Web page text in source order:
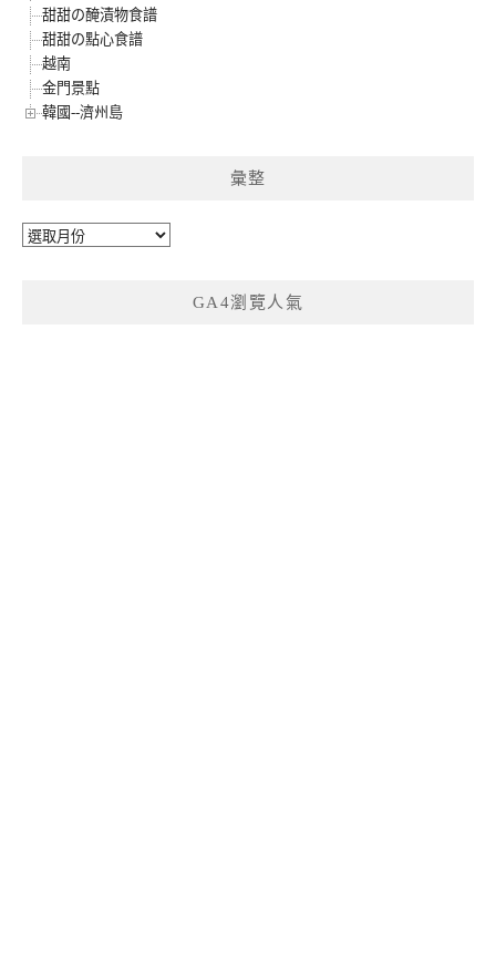
甜甜の醃漬物食譜
甜甜の點心食譜
越南
金門景點
韓國--濟州島
彙整
彙
GA4瀏覽人氣